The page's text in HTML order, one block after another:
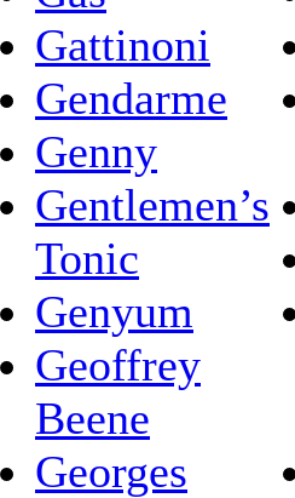
Gattinoni
Gendarme
Genny
Gentlemen’s
Tonic
Genyum
Geoffrey
Beene
Georges